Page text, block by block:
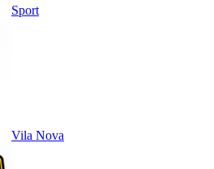
Sport
Vila Nova